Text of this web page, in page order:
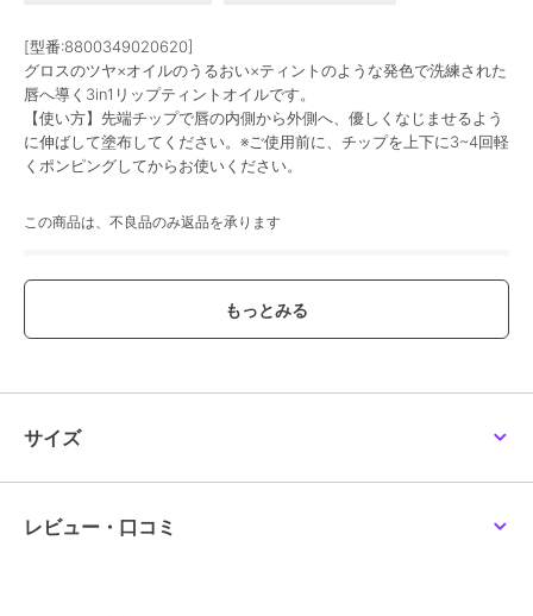
[型番:8800349020620]
グロスのツヤ×オイルのうるおい×ティントのような発色で洗練された
唇へ導く3in1リップティントオイルです。
【使い方】先端チップで唇の内側から外側へ、優しくなじませるよう
に伸ばして塗布してください。※ご使用前に、チップを上下に3~4回軽
くポンピングしてからお使いください。
この商品は、不良品のみ返品を承ります
ブランド ティルティル
サイズ
サイズ
レビュー・口コミ